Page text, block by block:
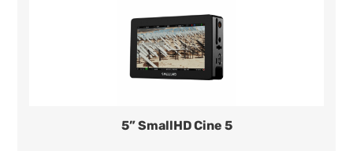
5” SmallHD Cine 5